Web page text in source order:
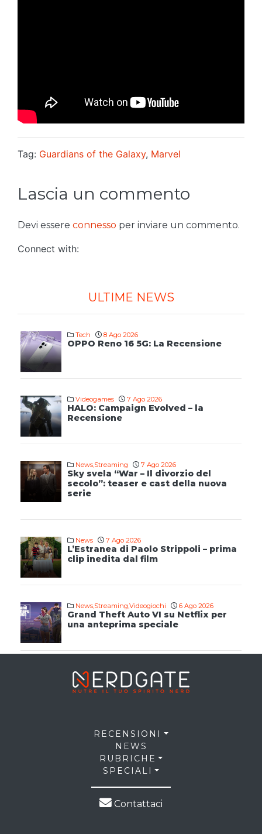
Tag: Guardians of the Galaxy, Marvel
Lascia un commento
Devi essere connesso per inviare un commento.
Connect with:
ULTIME NEWS
Tech 8 Ago 2026
OPPO Reno 16 5G: La Recensione
Videogames 7 Ago 2026
HALO: Campaign Evolved – la
Recensione
News,Streaming 7 Ago 2026
Sky svela “War – Il divorzio del
secolo”: teaser e cast della nuova
serie
News 7 Ago 2026
L’Estranea di Paolo Strippoli – prima
clip inedita dal film
News,Streaming,Videogiochi 6 Ago 2026
Grand Theft Auto VI su Netflix per
una anteprima speciale
RECENSIONI
NEWS
RUBRICHE
SPECIALI
Contattaci